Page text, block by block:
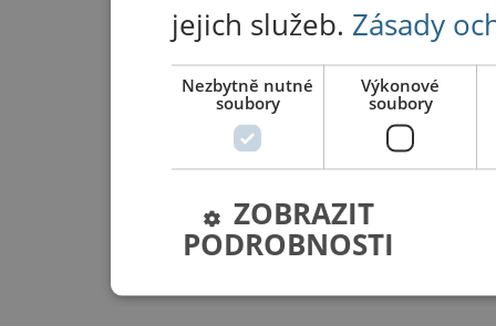
jejich služeb. Zásady
Nezbytně nutné
soubory
Výkonové
soubory
ZOBRAZIT
PODROBNOSTI